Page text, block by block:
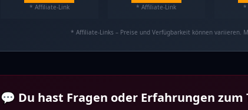
* Affiliate-Link * Affiliate-Link *
* Affiliate-Links – Preise und Verfügbarkeit können variieren.
💬 Du hast Fragen oder Erfahrungen zum